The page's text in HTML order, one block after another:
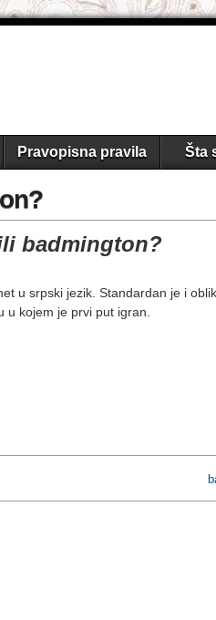
Pravopisna pravila Šta
badmington?
u srpski jezik. Standardan je i
u kojem je prvi put igran.